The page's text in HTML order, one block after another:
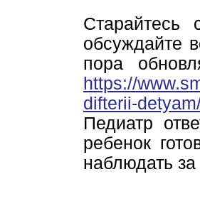
Старайтесь
обсуждайте
пора
https://
difterii-
Педиатр
ребенок
наблюдать